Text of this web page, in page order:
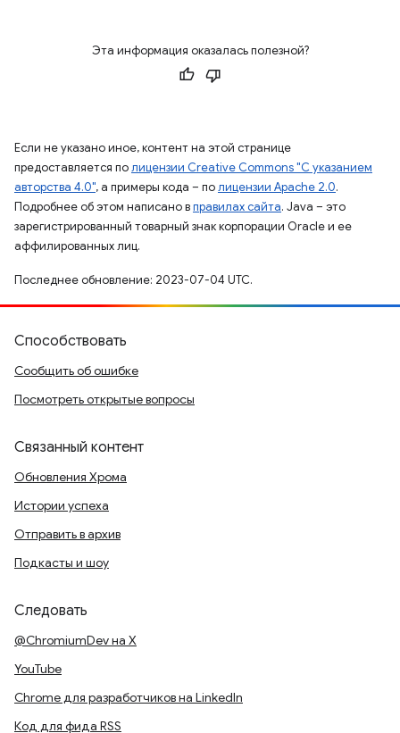
Эта информация оказалась полезной?
Если не указано иное, контент на этой странице
предоставляется полицензии Creative Commons "С указанием
авторства 4.0", а примеры кода – полицензии Apache 2.0.
Подробнее об этом написано вправилах сайта. Java – это
зарегистрированный товарный знак корпорации Oracle и ее
аффилированных лиц.
Последнее обновление: 2023-07-04 UTC.
Способствовать
Сообщить об ошибке
Посмотреть открытые вопросы
Связанный контент
Обновления Хрома
Истории успеха
Отправить в архив
Подкасты и шоу
Следовать
@ChromiumDev на X
YouTube
Chrome для разработчиков на LinkedIn
Код для фида RSS